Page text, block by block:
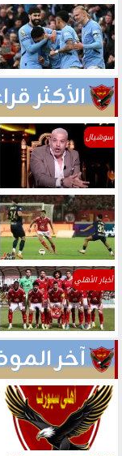
الأكثر
سوشيال
أخبار الأهلي
آخر